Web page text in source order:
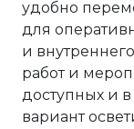
удобно
для
и
работ и
доступных и
вариант